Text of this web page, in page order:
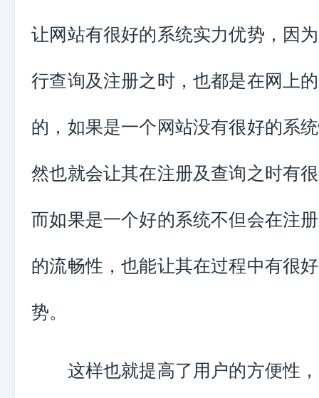
让网站有很好的系统实力优势，因
行查询及注册之时，也都是在网上
的，如果是一个网站没有很好的系
然也就会让其在注册及查询之时有
而如果是一个好的系统不但会在注
的流畅性，也能让其在过程中有很
势。
这样也就提高了用户的方便性